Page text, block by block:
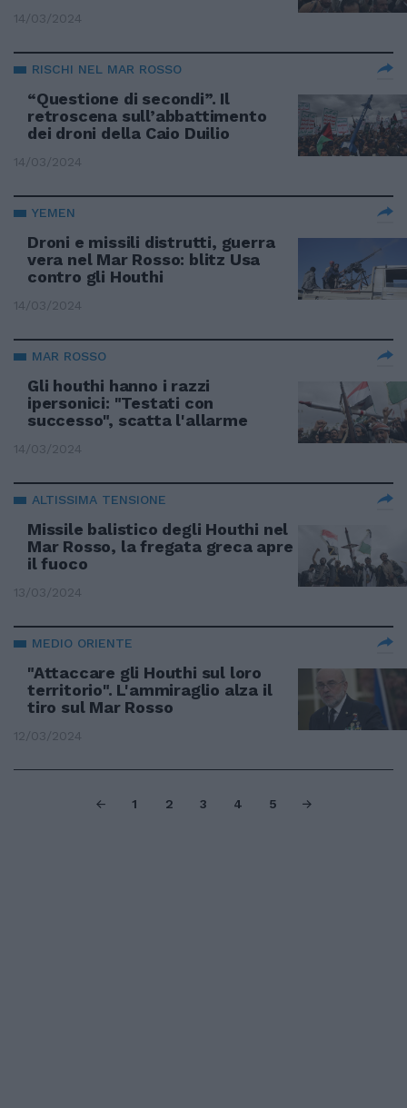
14/03/2024
RISCHI NEL MAR ROSSO
“Questione di secondi”. Il
retroscena sull’abbattimento
dei droni della Caio Duilio
14/03/2024
YEMEN
Droni e missili distrutti, guerra
vera nel Mar Rosso: blitz Usa
contro gli Houthi
14/03/2024
MAR ROSSO
Gli houthi hanno i razzi
ipersonici: "Testati con
successo", scatta l'allarme
14/03/2024
ALTISSIMA TENSIONE
Missile balistico degli Houthi nel
Mar Rosso, la fregata greca apre
il fuoco
13/03/2024
MEDIO ORIENTE
"Attaccare gli Houthi sul loro
territorio". L'ammiraglio alza il
tiro sul Mar Rosso
12/03/2024
1 2 3 4 5